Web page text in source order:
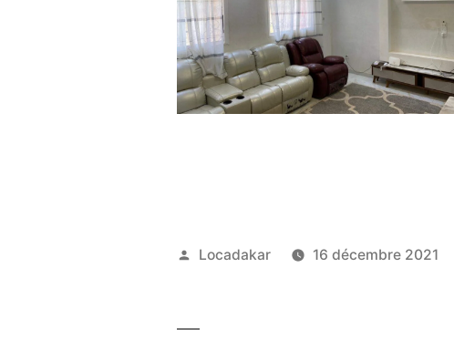
Publié
Locadakar 16 décembre 2021